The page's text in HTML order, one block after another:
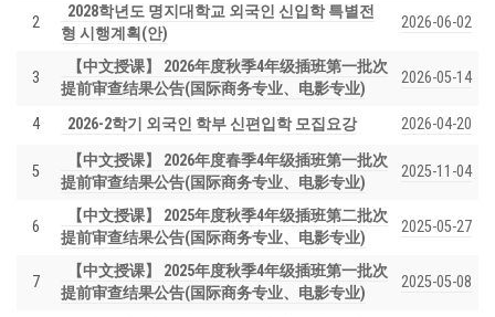
2
2028학년도 명지대학교 외국인 신입학 특별전
형 시행계획(안)
2026-06-02
3
【中文授课】 2026年度秋季4年级插班第一批次
提前审查结果公告(国际商务专业、电影专业)
2026-05-14
4 2026-2학기 외국인 학부 신편입학 모집요강 2026-04-20
5
【中文授课】 2026年度春季4年级插班第一批次
提前审查结果公告(国际商务专业、电影专业)
2025-11-04
6
【中文授课】 2025年度秋季4年级插班第二批次
提前审查结果公告(国际商务专业、电影专业)
2025-05-27
7
【中文授课】 2025年度秋季4年级插班第一批次
提前审查结果公告(国际商务专业、电影专业)
2025-05-08